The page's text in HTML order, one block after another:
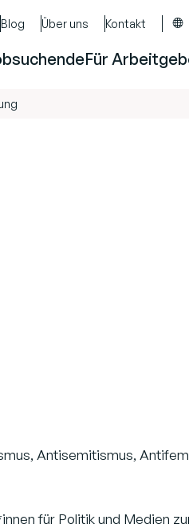
Blog Über uns Kontakt
Für
Antisemitismus,
für Politik und Medien